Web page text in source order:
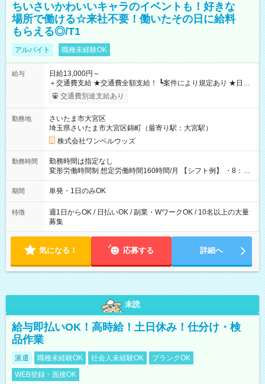
ちいさいかわいいキャラのイベントも！好きな
場所で働ける☆来社不要！働いたその日に給料
もらえる◎/T1
アルバイト 職種未経験OK
給与
日給13,000円～
＋交通費支給 ★交通費全額支給！ ┗案件により規定あり ★日払
いOK！（規定あり） ┗働いたその日に現金GET♪ お仕事後はコ
ンビニATMから 日払い分を引き落とせます！ 【試用期間】試
交通費別途支給あり
勤務地
さいたま市大宮区
埼玉県さいたま市大宮区錦町（最寄り駅：大宮駅）
株式会社ワンベルウッズ
勤務時間
勤務時間は指定なし
変形労働時間制 想定労働時間160時間/月 【シフト例】 ・8：00
～21：00
期間 単発・1日のみOK
特徴
週1日からOK / 日払いOK / 副業・WワークOK / 10名以上の大量
募集
気になる！ 応募する 詳細へ
未読
給与即払いOK！高時給！土日休み！仕分け・検
品作業
派遣 職種未経験OK 社会人未経験OK
ブランクOK
WEB登録・面接OK